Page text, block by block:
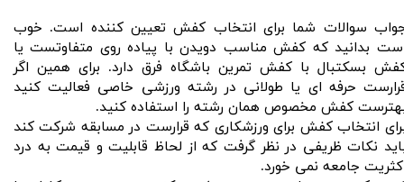
سوالات شما برای انتخاب کفش تعیین کننده است. خوب
بدانید که کفش مناسب دویدن با پیاده روی متفاوتست یا
بسکتبال با کفش تمرین باشگاه فرق دارد. برای همین اگر
حرفه ای یا طولانی در رشته ورزشی خاصی فعالیت کنید
کفش مخصوص همان رشته را استفاده کنید.
انتخاب کفش برای ورزشکاری که قرارست در مسابقه شرکت کند
نکات ظریفی در نظر گرفت که از لحاظ قابلیت و قیمت به درد
جامعه نمی خورد.